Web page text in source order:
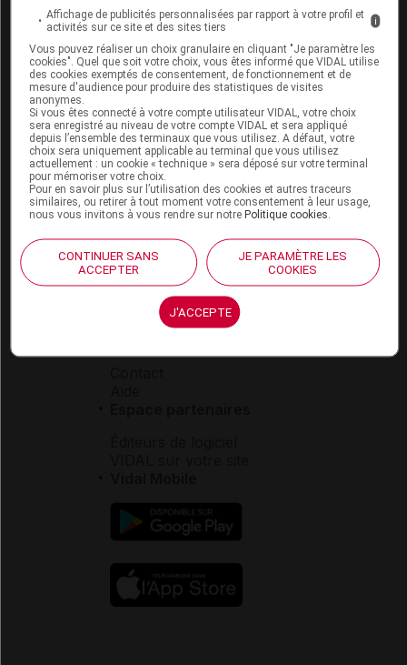
Espace produit
Boutique
VIDAL Expert
VIDAL Hoptimal
eVIDAL
VIDAL Mobile
VIDAL widget
VIDAL Sécurisation
VIDAL e-Services
Espace institutionnel
Qui sommes-nous ?
VIDAL France
Carrières
Charte éthique et
déontologique
Affichage de publicités personnalisées par rapport à votre profil et
activités sur ce site et des sites tiers
i
Vous pouvez réaliser un choix granulaire en cliquant "Je paramètre les
cookies". Quel que soit votre choix, vous êtes informé que VIDAL utilise
des cookies exemptés de consentement, de fonctionnement et de
mesure d'audience pour produire des statistiques de visites
anonymes.
Si vous êtes connecté à votre compte utilisateur VIDAL, votre choix
sera enregistré au niveau de votre compte VIDAL et sera appliqué
depuis l’ensemble des terminaux que vous utilisez. A défaut, votre
choix sera uniquement applicable au terminal que vous utilisez
actuellement : un cookie « technique » sera déposé sur votre terminal
pour mémoriser votre choix.
Pour en savoir plus sur l’utilisation des cookies et autres traceurs
similaires, ou retirer à tout moment votre consentement à leur usage,
nous vous invitons à vous rendre sur notrePolitique cookies
CONTINUER SANS
ACCEPTER
JE PARAMÈTRE LES
COOKIES
J'ACCEPTE